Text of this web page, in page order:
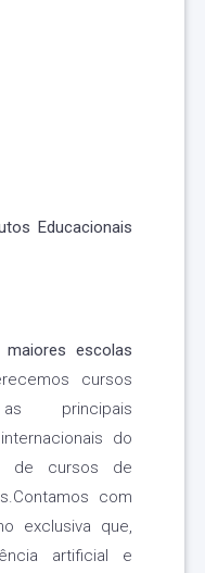
Educacionais
escolas
cursos
principais
do
de cursos de
com
exclusiva que,
artificial e